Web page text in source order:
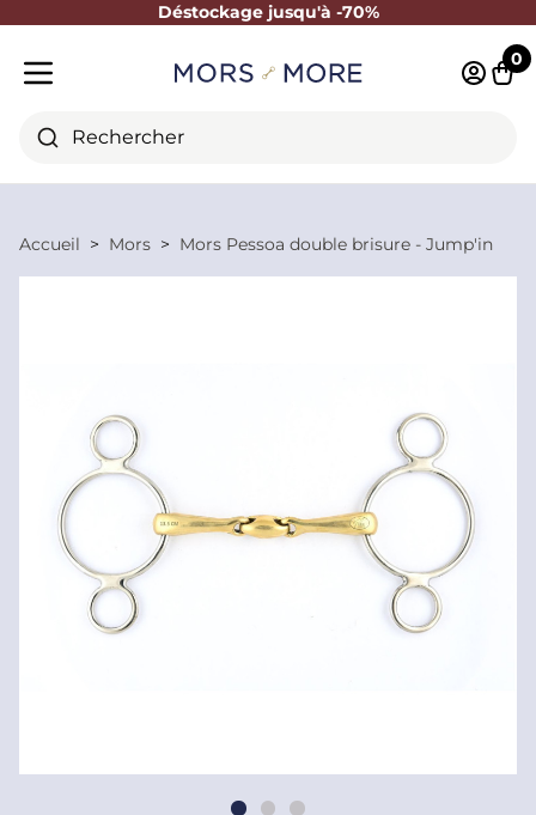
Déstockage jusqu'à -70%
Fermer
Rechercher
0
Accueil Mors Mors Pessoa double brisure - Jump'in